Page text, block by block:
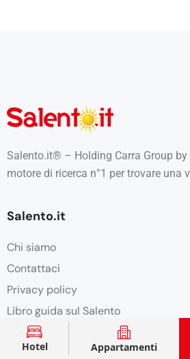
Hotel Appartamenti
Salento.it® – Holding Carra Group by
motore di ricerca n°1 per trovare una
Salento.it
Chi siamo
Contattaci
Privacy policy
Libro guida sul Salento
Link utili